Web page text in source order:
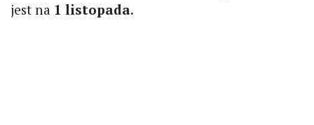
jest na 1 listopada.